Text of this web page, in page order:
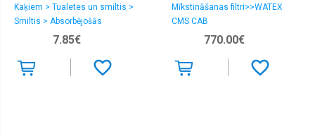
Kaķiem > Tualetes un smiltis >
Smiltis > Absorbējošās
7.85€
Mīkstināšanas filtri>>WATEX
CMS CAB
770.00€